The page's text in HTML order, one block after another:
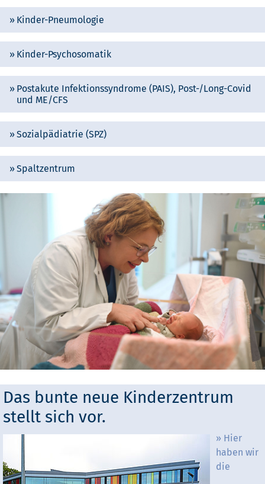
Kinder-Pneumologie
Kinder-Psychosomatik
Postakute Infektionssyndrome (PAIS), Post-/Long-Covid
und ME/CFS
Sozialpädiatrie (SPZ)
Spaltzentrum
Das bunte neue Kinderzentrum
stellt sich vor.
Hier
haben wir
die